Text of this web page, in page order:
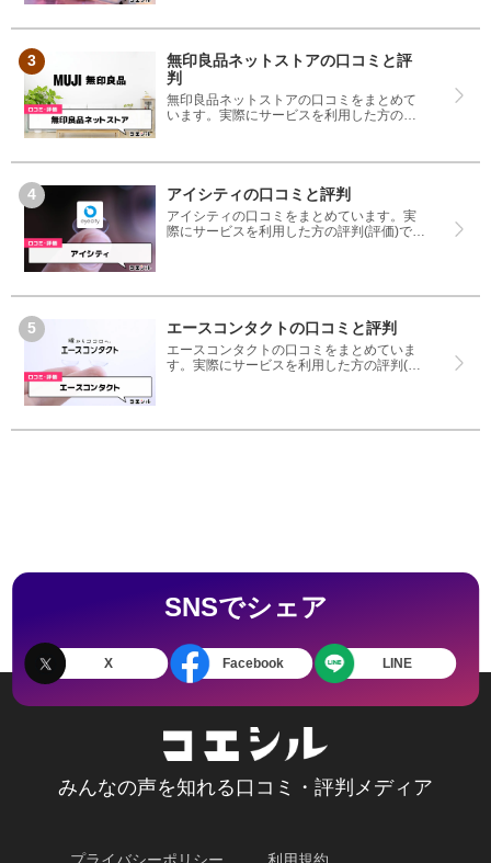
無印良品ネットストアの口コミと評
判
無印良品ネットストアの口コミをまとめて
います。実際にサービスを利用した方の評
う参考にしてください。
アイシティの口コミと評判
アイシティの口コミをまとめています。実
際にサービスを利用した方の評判(評価)です
エースコンタクトの口コミと評判
エースコンタクトの口コミをまとめていま
す。実際にサービスを利用した方の評判(評
SNSでシェア
X Facebook LINE
みんなの声を知れる口コミ・評判メディア